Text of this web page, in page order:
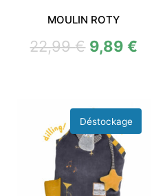
MOULIN ROTY
22,99€ 9,89€